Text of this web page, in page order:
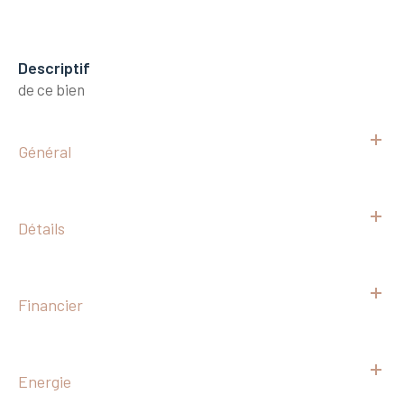
descriptif
de ce bien
Général
Détails
Financier
Energie